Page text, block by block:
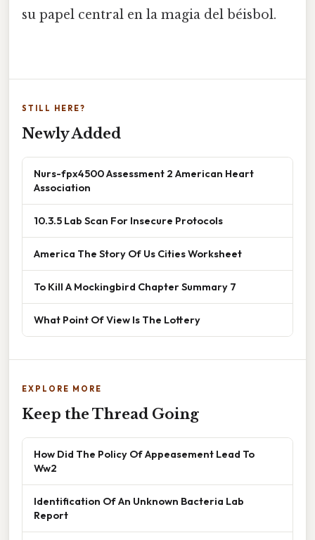
su papel central en la magia del béisbol.
STILL HERE?
Newly Added
Nurs-fpx4500 Assessment 2 American Heart
Association
10.3.5 Lab Scan For Insecure Protocols
America The Story Of Us Cities Worksheet
To Kill A Mockingbird Chapter Summary 7
What Point Of View Is The Lottery
EXPLORE MORE
Keep the Thread Going
How Did The Policy Of Appeasement Lead To
Ww2
Identification Of An Unknown Bacteria Lab
Report